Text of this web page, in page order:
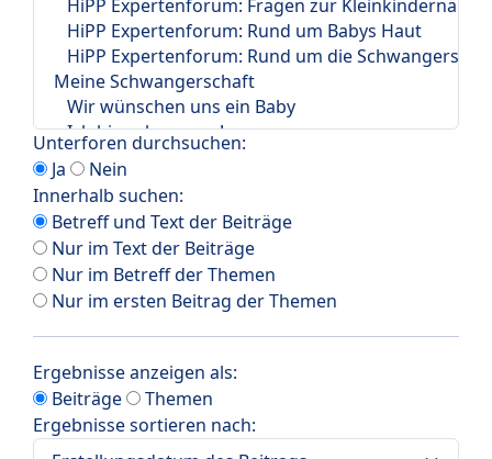
Unterforen durchsuchen:
Ja
Nein
Innerhalb suchen:
Betreff und Text der Beiträge
Nur im Text der Beiträge
Nur im Betreff der Themen
Nur im ersten Beitrag der Themen
Ergebnisse anzeigen als:
Beiträge
Themen
Ergebnisse sortieren nach: